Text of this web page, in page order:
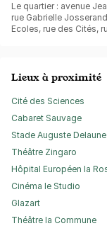
Le quartier : avenue
rue Gabrielle
Ecoles, rue des Cités,
Lieux à proximité
Cité des Sciences
Cabaret Sauvage
Stade Auguste Delaune
Théâtre Zingaro
Hôpital Européen la
Cinéma le Studio
Glazart
Théâtre la Commune